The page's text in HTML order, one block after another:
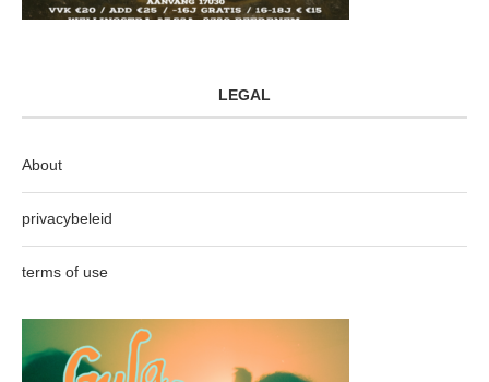
LEGAL
About
privacybeleid
terms of use